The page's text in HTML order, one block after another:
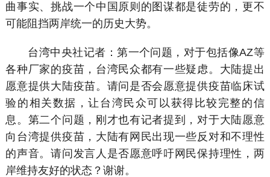
曲事实、挑战一个中国原则的图谋都是徒劳的，更不
可能阻挡两岸统一的历史大势。
台湾中央社记者：第一个问题，对于包括像AZ等
各种厂家的疫苗，台湾民众都有一些疑虑。大陆提出
愿意提供大陆疫苗。请问是否会愿意提供疫苗临床试
验的相关数据，让台湾民众可以获得比较完整的信
息。第二个问题，刚才也有记者提到，对于大陆愿意
向台湾提供疫苗，大陆有网民出现一些反对和不理性
的声音。请问发言人是否愿意呼吁网民保持理性，两
岸维持友好的状态？谢谢。